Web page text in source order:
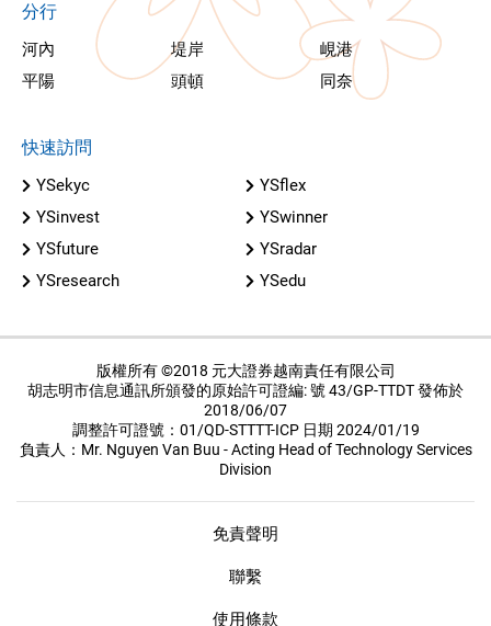
分行
河內 堤岸
峴港
平陽
頭頓 同奈
快速訪問
YSekyc
YSflex
YSinvest
YSwinner
YSfuture
YSradar
YSresearch
YSedu
版權所有 ©2018 元大證券越南責任有限公司
胡志明市信息通訊所頒發的原始許可證編: 號 43/GP-TTDT 發佈於
2018/06/07
調整許可證號：01/QD-STTTT-ICP 日期 2024/01/19
負責人：Mr. Nguyen Van Buu - Acting Head of Technology Services
Division
免責聲明
聯繫
使用條款